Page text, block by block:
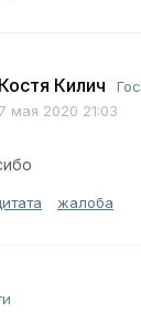
Костя Килич
7 мая 2020 21:03
жалоба